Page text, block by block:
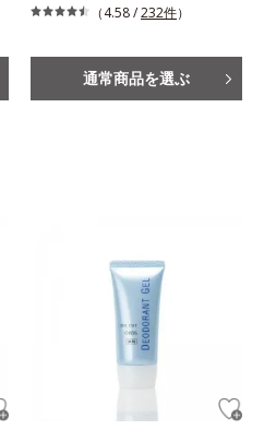
（4.58 /232件）
通常商品を選ぶ